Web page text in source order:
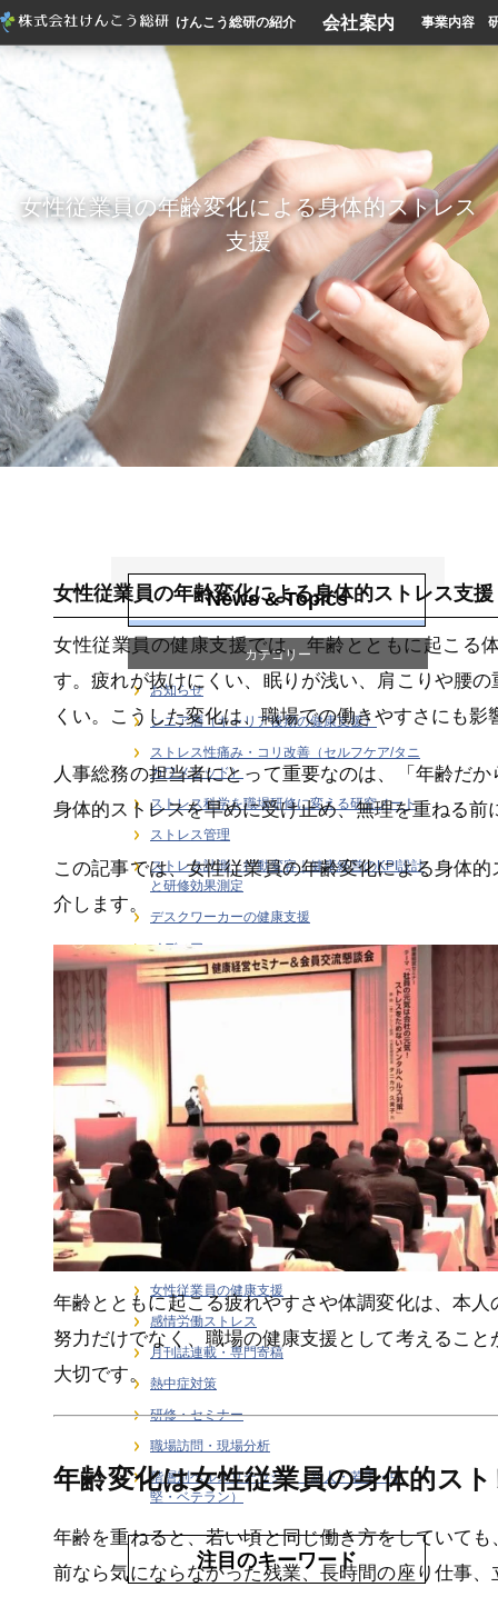
けんこう総研の紹介 会社案内 事業内容
女性従業員の年齢変化による身体的ストレス
支援
女性従業員の年齢変化による身体的ストレス支援
女性従業員の健康支援では、年齢とともに起こる
す。疲れが抜けにくい、眠りが浅い、肩こりや腰
くい。こうした変化は、職場での働きやすさにも影
人事総務の担当者にとって重要なのは、「年齢だ
身体的ストレスを早めに受け止め、無理を重ねる
この記事では、女性従業員の年齢変化による身体
介します。
年齢とともに起こる疲れやすさや体調変化は、本人
努力だけでなく、職場の健康支援として考えること
大切です。
年齢変化は女性従業員の身体的ス
年齢を重ねると、若い頃と同じ働き方をしていて
前なら気にならなかった残業、長時間の座り仕事
News & Topics
カテゴリー
お知らせ
シニア層（キャリア後期の健康支援）
ストレス性痛み・コリ改善（セルフケア/タニ
カワメソッド）
ストレス科学を職場研修に変える研究ノート
ストレス管理
ストレス計測・行動変容｜健康経営のKPI設計
と研修効果測定
デスクワーカーの健康支援
メディア
ユーストレス（良性ストレス）
ライフステージ別健康支援
ラインケア・管理職支援
介護・福祉職の感情労働ストレス
健康経営
健康経営戦略・KPI・エビデンス
働き方 × 健康支援
労働安全衛生
在宅勤務者のストレス支援
大学研究連携・学術講演実績
女性従業員の健康支援
感情労働ストレス
月刊誌連載・専門寄稿
熱中症対策
研修・セミナー
職場訪問・現場分析
階層別ヘルスリテラシー（新人・若手・中
堅・ベテラン）
注目のキーワード